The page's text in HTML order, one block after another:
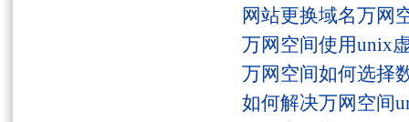
网站更换域名万网
万网空间使用unix
万网空间如何选择
如何解决万网空间